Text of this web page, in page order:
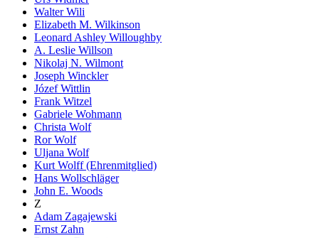
Walter Wili
Elizabeth M. Wilkinson
Leonard Ashley Willoughby
A. Leslie Willson
Nikolaj N. Wilmont
Joseph Winckler
Józef Wittlin
Frank Witzel
Gabriele Wohmann
Christa Wolf
Ror Wolf
Uljana Wolf
Kurt Wolff (Ehrenmitglied)
Hans Wollschläger
John E. Woods
Z
Adam Zagajewski
Ernst Zahn